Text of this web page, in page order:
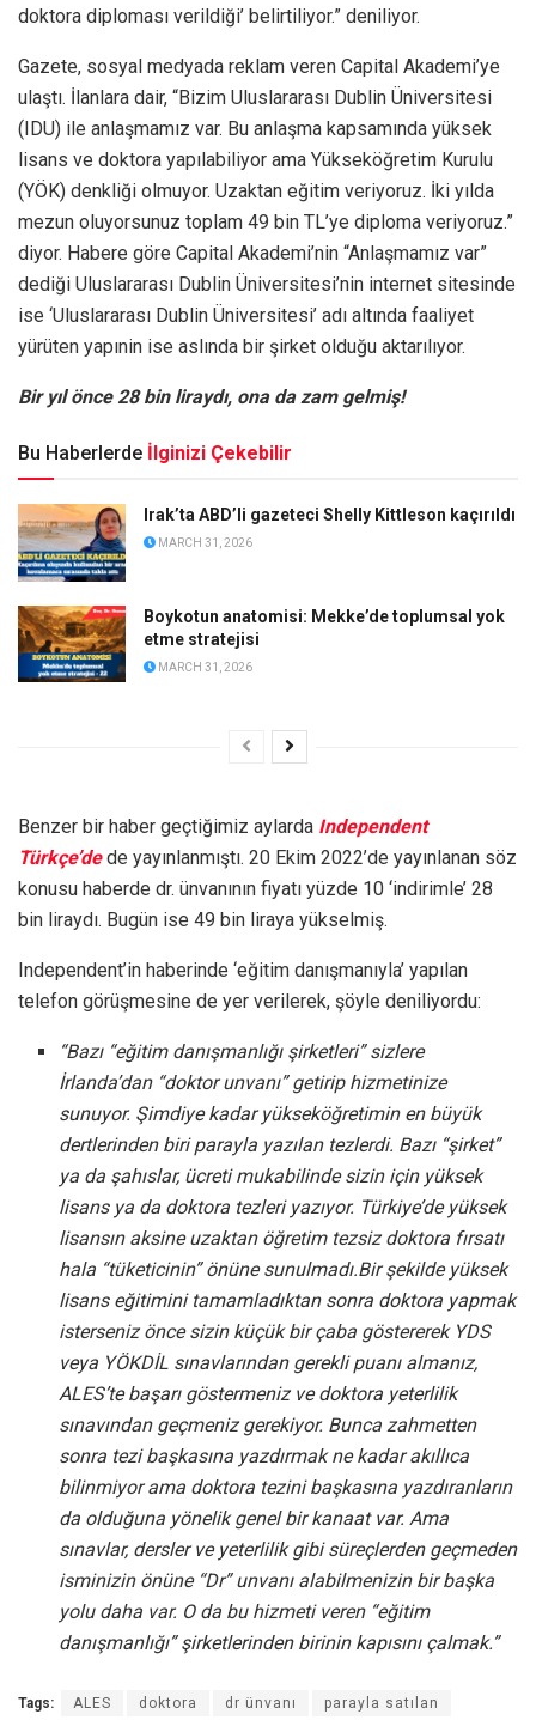
doktora diploması verildiği’ belirtiliyor.” deniliyor.
Gazete, sosyal medyada reklam veren Capital Akademi’ye
ulaştı. İlanlara dair, “Bizim Uluslararası Dublin Üniversitesi
(IDU) ile anlaşmamız var. Bu anlaşma kapsamında yüksek
lisans ve doktora yapılabiliyor ama Yükseköğretim Kurulu
(YÖK) denkliği olmuyor. Uzaktan eğitim veriyoruz. İki yılda
mezun oluyorsunuz toplam 49 bin TL’ye diploma veriyoruz.”
diyor. Habere göre Capital Akademi’nin “Anlaşmamız var”
dediği Uluslararası Dublin Üniversitesi’nin internet sitesinde
ise ‘Uluslararası Dublin Üniversitesi’ adı altında faaliyet
yürüten yapınin ise aslında bir şirket olduğu aktarılıyor.
Bir yıl önce 28 bin liraydı, ona da zam gelmiş!
Bu Haberlerde İlginizi Çekebilir
Irak’ta ABD’li gazeteci Shelly Kittleson kaçırıldı
MARCH 31, 2026
Boykotun anatomisi: Mekke’de toplumsal yok
etme stratejisi
MARCH 31, 2026
Benzer bir haber geçtiğimiz aylarda Independent
Türkçe’dede yayınlanmıştı. 20 Ekim 2022’de yayınlanan söz
konusu haberde dr. ünvanının fiyatı yüzde 10 ‘indirimle’ 28
bin liraydı. Bugün ise 49 bin liraya yükselmiş.
Independent’in haberinde ‘eğitim danışmanıyla’ yapılan
telefon görüşmesine de yer verilerek, şöyle deniliyordu:
“Bazı “eğitim danışmanlığı şirketleri” sizlere
İrlanda’dan “doktor unvanı” getirip hizmetinize
sunuyor. Şimdiye kadar yükseköğretimin en büyük
dertlerinden biri parayla yazılan tezlerdi. Bazı “şirket”
ya da şahıslar, ücreti mukabilinde sizin için yüksek
lisans ya da doktora tezleri yazıyor. Türkiye’de yüksek
lisansın aksine uzaktan öğretim tezsiz doktora fırsatı
hala “tüketicinin” önüne sunulmadı.Bir şekilde yüksek
lisans eğitimini tamamladıktan sonra doktora yapmak
isterseniz önce sizin küçük bir çaba göstererek YDS
veya YÖKDİL sınavlarından gerekli puanı almanız,
ALES’te başarı göstermeniz ve doktora yeterlilik
sınavından geçmeniz gerekiyor. Bunca zahmetten
sonra tezi başkasına yazdırmak ne kadar akıllıca
bilinmiyor ama doktora tezini başkasına yazdıranların
da olduğuna yönelik genel bir kanaat var. Ama
sınavlar, dersler ve yeterlilik gibi süreçlerden geçmeden
isminizin önüne “Dr” unvanı alabilmenizin bir başka
yolu daha var. O da bu hizmeti veren “eğitim
danışmanlığı” şirketlerinden birinin kapısını çalmak.”
Tags: ALES doktora dr ünvanı parayla satılan